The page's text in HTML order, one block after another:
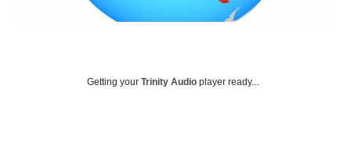
Getting your Trinity Audio player ready...